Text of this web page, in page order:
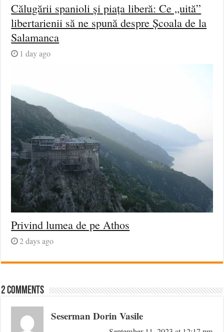
Călugării spanioli și piața liberă: Ce „uită”
libertarienii să ne spună despre Școala de la
Salamanca
1 day ago
Privind lumea de pe Athos
2 days ago
2 comments
Seserman Dorin Vasile